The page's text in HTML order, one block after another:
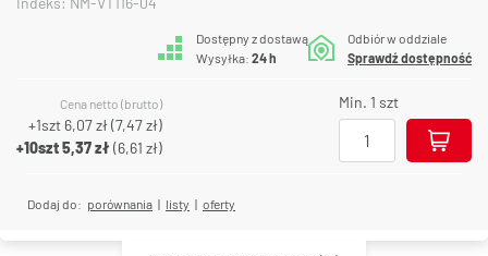
Dostępny z dostawą
Wysyłka: 24 h
Odbiór w oddziale
Sprawdź dostępność
Cena netto (brutto)
+1szt 6,07 zł(7,47 zł)
+10szt5,37 zł(6,61 zł)
Min. 1 szt
Dodaj do: porównania | listy | oferty